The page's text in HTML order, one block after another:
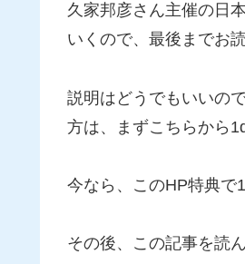
久家邦彦さん主催の日
いくので、最後までお
説明はどうでもいいの
方は、まずこちらから
今なら、このHP特典で
その後、この記事を読